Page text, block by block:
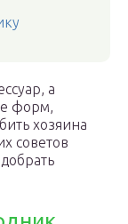
а
форм,
хозяина
советов